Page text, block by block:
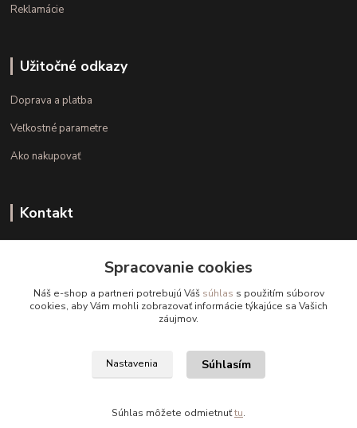
Reklamácie
Užitočné odkazy
Doprava a platba
Veľkostné parametre
Ako nakupovať
Kontakt
(Po.-Pi. 10.00 - 15.00)
info@kvalitnaBielizen.sk
Copyright © kvalitnabielizen.sk
Spracovanie cookies
Náš e-shop a partneri potrebujú Váš súhlas s použitím súborov
cookies, aby Vám mohli zobrazovať informácie týkajúce sa Vašich
záujmov.
Nastavenia Súhlasím
Súhlas môžete odmietnuťtu.